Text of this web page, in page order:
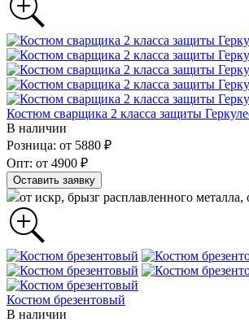
Костюм сварщика 2 класса защиты
В наличии
Розница: от 5880 ₽
Опт: от 4900 ₽
Оставить заявку
от искр, брызг расплавленного
Костюм брезентовый
В наличии